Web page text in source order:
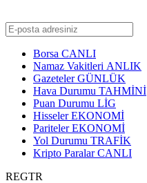
Borsa CANLI
Namaz Vakitleri ANLIK
GazetelerGÜNLÜK
Hava Durumu TAHMİNİ
Puan Durumu LİG
HisselerEKONOMİ
ParitelerEKONOMİ
Yol Durumu TRAFİK
Kripto ParalarCANLI
REGTR